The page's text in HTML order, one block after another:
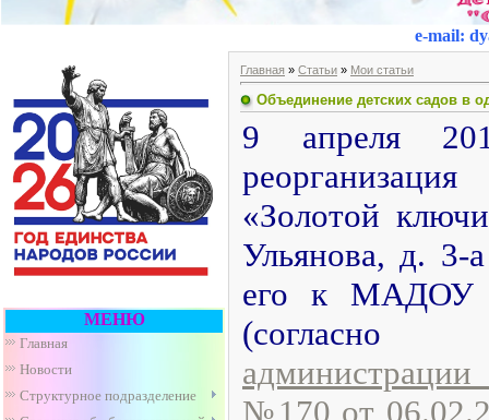
e-mail:
МЕНЮ
Главная
Новости
Структурное подразделение
Главная » Статьи » Мои статьи
Объединение детских садов в
9 апреля
«Золотой
Ульянова, д. 3-
его к МАДОУ
№170 от